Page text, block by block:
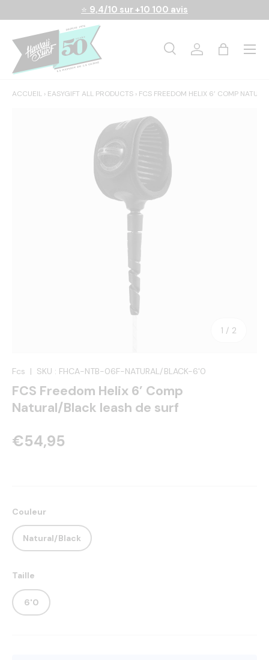
Aller au contenu
⭐ 9,4/10 sur +10 100 avis
Rechercher
RechercheSe connecter
Panier
Menu
ACCUEIL › EASYGIFT ALL PRODUCTS › FCS FREEDOM HELIX 6’ COMP
1 / de
2
Fcs | SKU : FHCA-NTB-06F-NATURAL/BLACK-6'0
FCS Freedom Helix 6’ Comp
Natural/Black leash de surf
€54,95
Couleur
Natural/Black
Taille
6'0